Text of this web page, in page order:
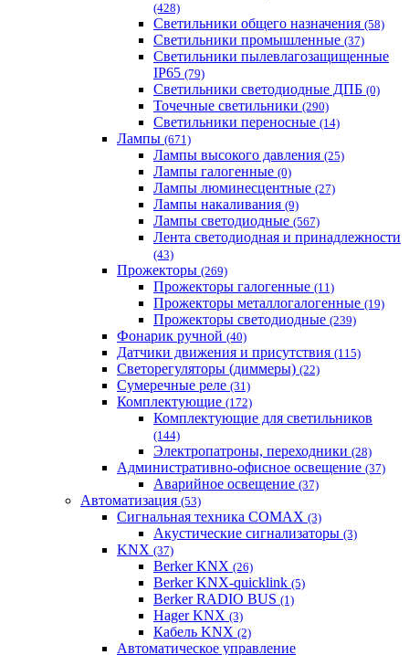
(428)
Светильники общего назначения (58)
Светильники промышленные (37)
Светильники пылевлагозащищенные
IP65 (79)
Светильники светодиодные ДПБ (0)
Точечные светильники (290)
Светильники переносные (14)
Лампы (671)
Лампы высокого давления (25)
Лампы галогенные (0)
Лампы люминесцентные (27)
Лампы накаливания (9)
Лампы светодиодные (567)
Лента светодиодная и принадлежности
(43)
Прожекторы (269)
Прожекторы галогенные (11)
Прожекторы металлогалогенные (19)
Прожекторы светодиодные (239)
Фонарик ручной (40)
Датчики движения и присутствия (115)
Светорегуляторы (диммеры) (22)
Сумеречные реле (31)
Комплектующие (172)
Комплектующие для светильников
(144)
Электропатроны, переходники (28)
Административно-офисное освещение (37)
Аварийное освещение (37)
Автоматизация (53)
Сигнальная техника COMAX (3)
Акустические сигнализаторы (3)
KNX (37)
Berker KNX (26)
Berker KNX-quicklink (5)
Berker RADIO BUS (1)
Hager KNX (3)
Кабель KNX (2)
Автоматическое управление